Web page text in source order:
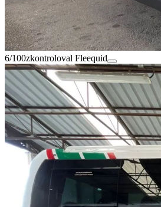
6/100zkontroloval Fleequid